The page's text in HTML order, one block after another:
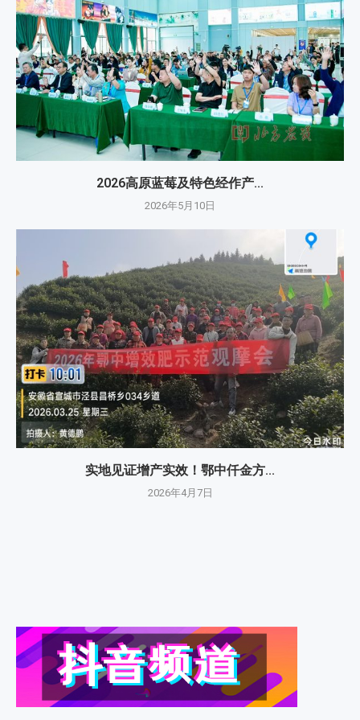
2026高原蓝莓及特色经作产...
2026年5月10日
实地见证增产实效！鄂中仟金方...
2026年4月7日